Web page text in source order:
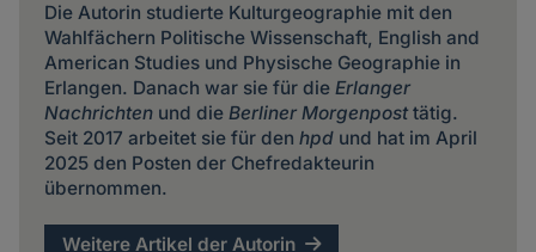
Die Autorin studierte Kulturgeographie mit den
Wahlfächern Politische Wissenschaft, English and
American Studies und Physische Geographie in
Erlangen. Danach war sie für die Erlanger
Nachrichtenund die Berliner Morgenposttätig.
Seit 2017 arbeitet sie für den hpdund hat im April
2025 den Posten der Chefredakteurin
übernommen.
Weitere Artikel der Autorin